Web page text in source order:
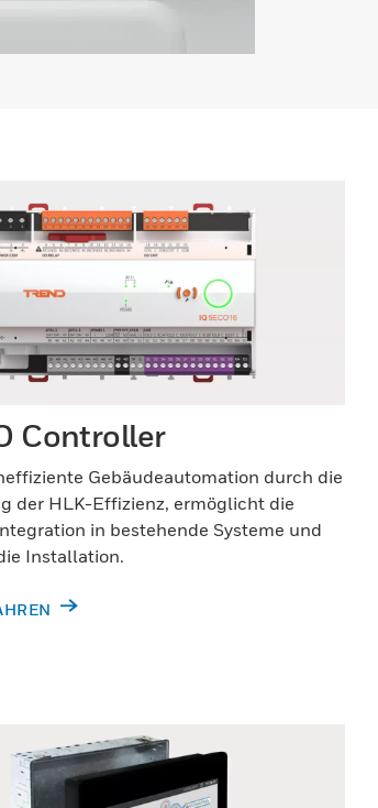
Controller
Gebäudeautomation durch die
der HLK-Effizienz, ermöglicht die
in bestehende Systeme und
Installation.